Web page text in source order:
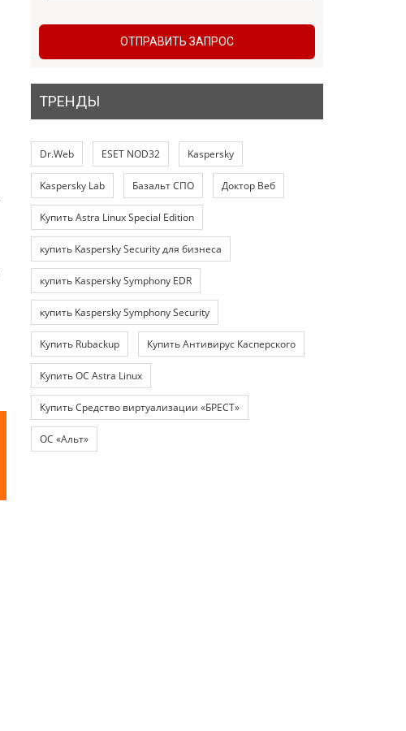
ОТПРАВИТЬ ЗАПРОС
ТРЕНДЫ
Dr.Web ESET NOD32 Kaspersky
Kaspersky Lab Базальт СПО Доктор Веб
Купить Astra Linux Special Edition
купить Kaspersky Security для бизнеса
купить Kaspersky Symphony EDR
купить Kaspersky Symphony Security
Купить Rubackup Купить Антивирус Касперского
Купить ОС Astra Linux
Купить Средство виртуализации «БРЕСТ»
ОС «Альт»